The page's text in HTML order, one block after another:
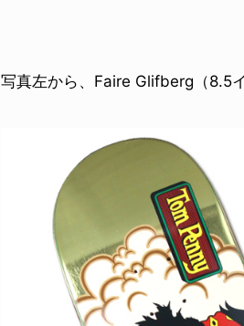
写真左から、Faire Glifberg（8.5